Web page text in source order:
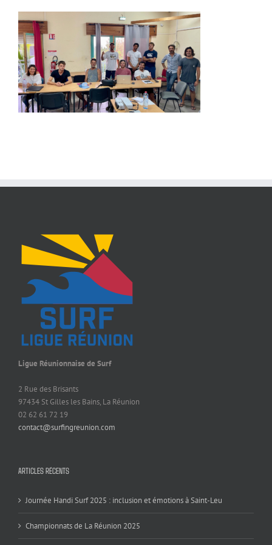
Ligue Réunionnaise de Surf
2 Rue des Brisants
97434 St Gilles les Bains, La Réunion
02 62 61 72 19
contact@surfingreunion.com
ARTICLES RÉCENTS
Journée Handi Surf 2025 : inclusion et émotions à Saint-Leu
Championnats de La Réunion 2025